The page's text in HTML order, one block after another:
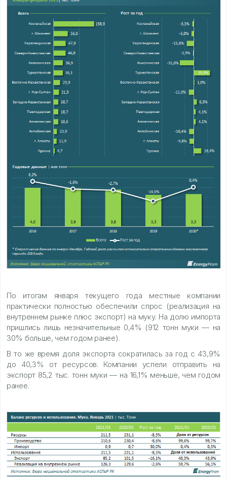
По итогам января текущего года местные компании
практически полностью обеспечили спрос (реализация на
внутреннем рынке плюс экспорт) на муку. На долю импорта
пришлись лишь незначительные 0,4% (912 тонн муки — на
30% больше, чем годом ранее).
В то же время доля экспорта сократилась за год с 43,9%
до 40,3% от ресурсов. Компании успели отправить на
экспорт 85,2 тыс. тонн муки — на 16,1% меньше, чем годом
ранее.